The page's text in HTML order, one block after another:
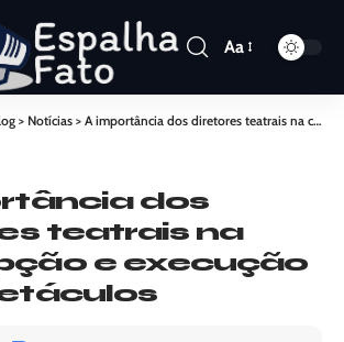
Aa
> Notícias > A importância dos diretores teatrais na concepção e execução de espetáculos
dos
teatrais na
e execução